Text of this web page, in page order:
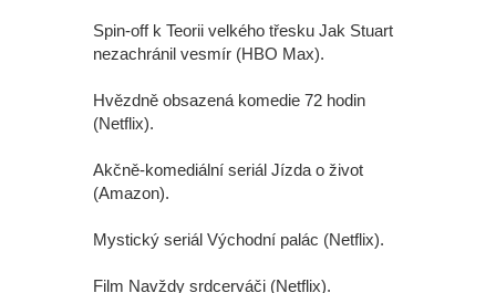
Spin-off k Teorii velkého třesku Jak Stuart
nezachránil vesmír (HBO Max).
Hvězdně obsazená komedie 72 hodin
(Netflix).
Akčně-komediální seriál Jízda o život
(Amazon).
Mystický seriál Východní palác (Netflix).
Film Navždy srdcerváči (Netflix).